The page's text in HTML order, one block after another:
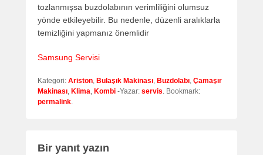
tozlanmışsa buzdolabının verimliliğini olumsuz
yönde etkileyebilir. Bu nedenle, düzenli aralıklarla
temizliğini yapmanız önemlidir
Samsung Servisi
Kategori: Ariston, Bulaşık Makinası, Buzdolabı, Çamaşır
Makinası, Klima, Kombi -Yazar: servis. Bookmark:
permalink.
Bir yanıt yazın